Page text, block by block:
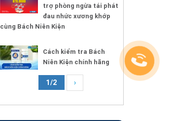
trợ phòng ngừa tái phát
đau nhức xương khớp
cùng Bách Niên Kiện
Cách kiểm tra Bách
Niên Kiện chính hãng
1/2 ›